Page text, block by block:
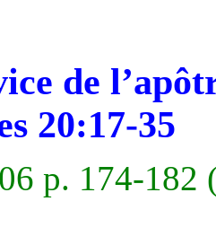
de
20:17-35
p. 174-182